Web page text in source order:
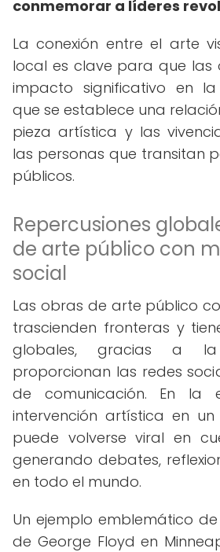
conmemorar a líderes
La conexión entre el arte
local es clave para que las
impacto significativo en
que se establece una
pieza artística y las
las personas que transitan
públicos.
Repercusiones
de arte público con
social
Las obras de arte público
trascienden fronteras y
globales, gracias a
proporcionan las redes
de comunicación. En la
intervención artística en
puede volverse viral en
generando debates,
en todo el mundo.
Un ejemplo emblemático
de George Floyd en